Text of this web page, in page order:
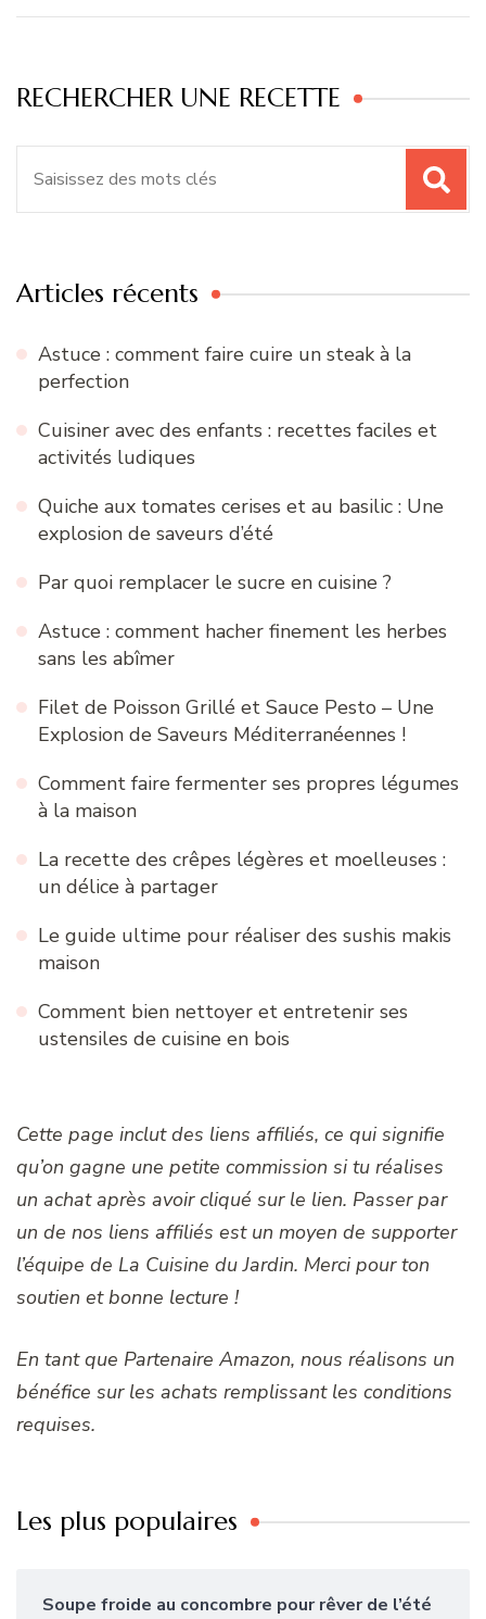
RECHERCHER UNE RECETTE
Articles récents
Astuce : comment faire cuire un steak à la
perfection
Cuisiner avec des enfants : recettes faciles et
activités ludiques
Quiche aux tomates cerises et au basilic : Une
explosion de saveurs d’été
Par quoi remplacer le sucre en cuisine ?
Astuce : comment hacher finement les herbes
sans les abîmer
Filet de Poisson Grillé et Sauce Pesto – Une
Explosion de Saveurs Méditerranéennes !
Comment faire fermenter ses propres légumes
à la maison
La recette des crêpes légères et moelleuses :
un délice à partager
Le guide ultime pour réaliser des sushis makis
maison
Comment bien nettoyer et entretenir ses
ustensiles de cuisine en bois
Cette page inclut des liens affiliés, ce qui signifie
qu’on gagne une petite commission si tu réalises
un achat après avoir cliqué sur le lien. Passer par
un de nos liens affiliés est un moyen de supporter
l’équipe de La Cuisine du Jardin. Merci pour ton
soutien et bonne lecture !
En tant que Partenaire Amazon, nous réalisons un
bénéfice sur les achats remplissant les conditions
requises.
Les plus populaires
Soupe froide au concombre pour rêver de l’été